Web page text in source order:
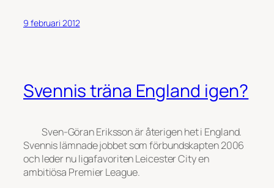
9 februari 2012
Svennis träna England igen?
Sven-Göran Eriksson är återigen het i England.
Svennis lämnade jobbet som förbundskapten 2006
och leder nu ligafavoriten Leicester City en
ambitiösa Premier League.